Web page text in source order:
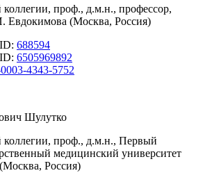
проф., д.м.н., профессор,
(Москва, Россия)
688594
6505969892
4343-5752
Шулутко
коллегии, проф., д.м.н., Первый
медицинский университет
Россия)